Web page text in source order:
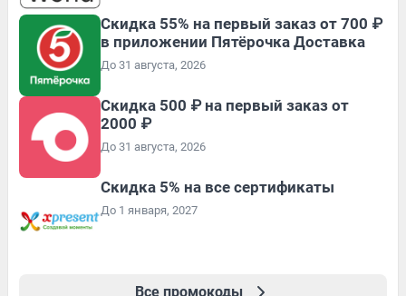
Скидка 55% на первый заказ от 700 ₽
в приложении Пятёрочка Доставка
До 31 августа, 2026
Скидка 500 ₽ на первый заказ от
2000 ₽
До 31 августа, 2026
Скидка 5% на все сертификаты
До 1 января, 2027
Все промокоды